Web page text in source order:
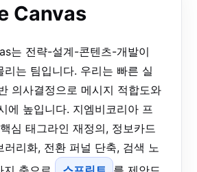
Canvas
는 전략-설계-콘텐츠-개발이
리는 팀입니다. 우리는 빠른 실
의사결정으로 메시지 적합도와
에 높입니다. 지엠비코리아 프
심 태그라인 재정의, 정보카드
러리화, 전환 퍼널 단축, 검색 노